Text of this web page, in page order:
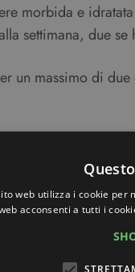
morbida e
settimana, due
un massimo di
pelle del viso,
senza
web utilizza i cookie
acconsenti a tutti i